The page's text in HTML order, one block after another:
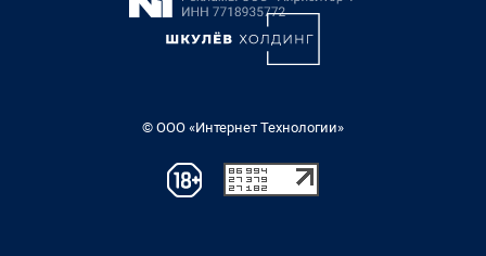
© ООО «Интернет Технологии»